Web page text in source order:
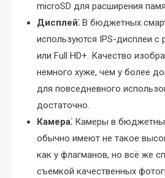
microSD для расширения
Дисплей⁚ В бюджетных
используются IPS-дисплеи с
или Full HD+. Качество
немного хуже, чем у более
для повседневного
достаточно.
Камера⁚ Камеры в
обычно имеют не такое
как у флагманов, но всё же
съемкой качественных